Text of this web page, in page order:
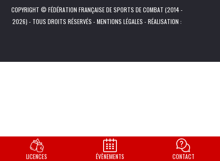
COPYRIGHT © FÉDÉRATION FRANÇAISE DE SPORTS DE COMBAT (2014 -
2026) - TOUS DROITS RÉSERVÉS -MENTIONS LÉGALES - RÉALISATION :
LICENCES ÉVÈNEMENTS CONTACT